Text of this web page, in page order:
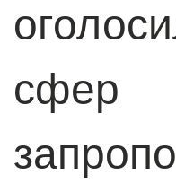
сфер